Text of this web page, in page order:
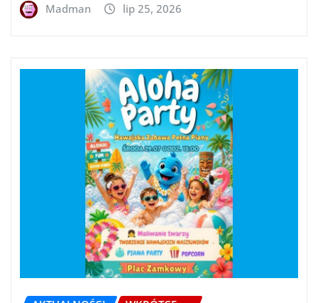
Madman lip 25, 2026